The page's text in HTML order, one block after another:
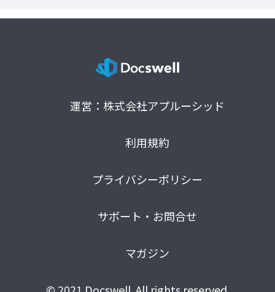
運営：株式会社アプルーシッド
利用規約
プライバシーポリシー
サポート・お問合せ
マガジン